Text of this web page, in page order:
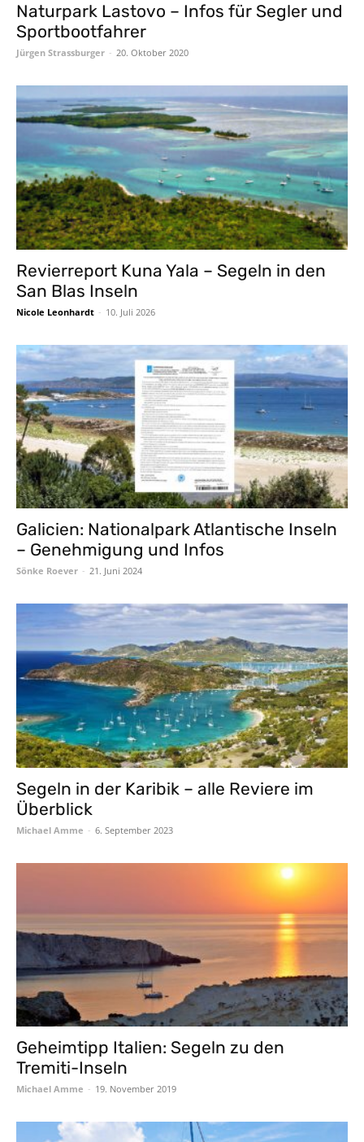
Naturpark Lastovo – Infos für Segler und
Sportbootfahrer
Jürgen Strassburger - 20. Oktober 2020
Revierreport Kuna Yala – Segeln in den
San Blas Inseln
Nicole Leonhardt - 10. Juli 2026
Galicien: Nationalpark Atlantische Inseln
– Genehmigung und Infos
Sönke Roever - 21. Juni 2024
Segeln in der Karibik – alle Reviere im
Überblick
Michael Amme - 6. September 2023
Geheimtipp Italien: Segeln zu den
Tremiti-Inseln
Michael Amme - 19. November 2019